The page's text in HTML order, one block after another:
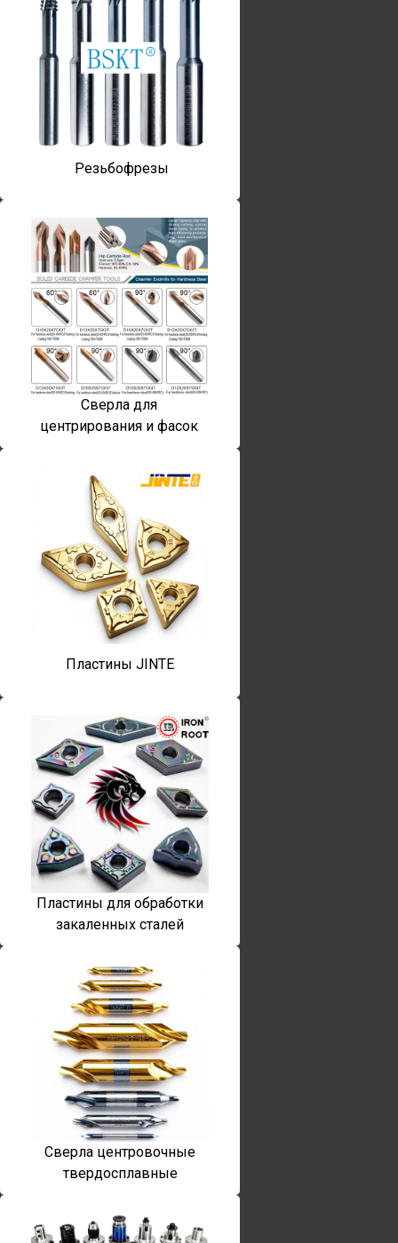
Резьбофрезы
Сверла для
центрирования и фасок
Пластины JINTE
Пластины для обработки
закаленных сталей
Сверла центровочные
твердосплавные